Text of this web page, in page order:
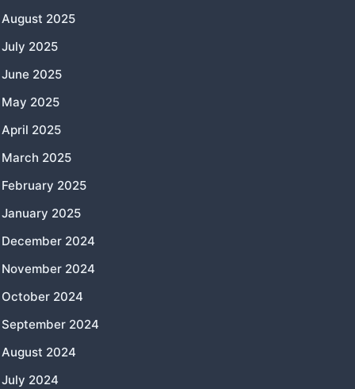
August 2025
July 2025
June 2025
May 2025
April 2025
March 2025
February 2025
January 2025
December 2024
November 2024
October 2024
September 2024
August 2024
July 2024